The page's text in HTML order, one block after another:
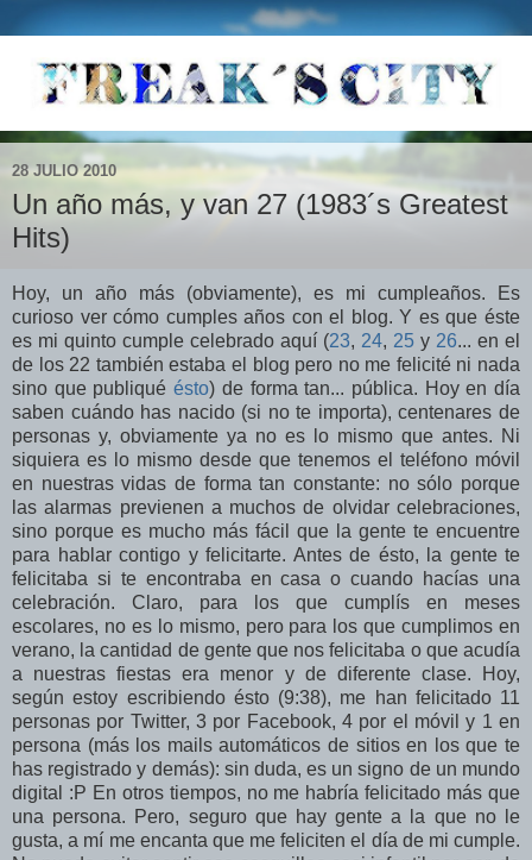
28 JULIO 2010
Un año más, y van 27 (1983´s Greatest
Hits)
Hoy, un año más (obviamente), es mi cumpleaños. Es
curioso ver cómo cumples años con el blog. Y es que éste
es mi quinto cumple celebrado aquí (23, 24, 25 y 26... en el
de los 22 también estaba el blog pero no me felicité ni nada
sino que publiquéésto) de forma tan... pública. Hoy en día
saben cuándo has nacido (si no te importa), centenares de
personas y, obviamente ya no es lo mismo que antes. Ni
siquiera es lo mismo desde que tenemos el teléfono móvil
en nuestras vidas de forma tan constante: no sólo porque
las alarmas previenen a muchos de olvidar celebraciones,
sino porque es mucho más fácil que la gente te encuentre
para hablar contigo y felicitarte. Antes de ésto, la gente te
felicitaba si te encontraba en casa o cuando hacías una
celebración. Claro, para los que cumplís en meses
escolares, no es lo mismo, pero para los que cumplimos en
verano, la cantidad de gente que nos felicitaba o que acudía
a nuestras fiestas era menor y de diferente clase. Hoy,
según estoy escribiendo ésto (9:38), me han felicitado 11
personas por Twitter, 3 por Facebook, 4 por el móvil y 1 en
persona (más los mails automáticos de sitios en los que te
has registrado y demás): sin duda, es un signo de un mundo
digital :P En otros tiempos, no me habría felicitado más que
una persona. Pero, seguro que hay gente a la que no le
gusta, a mí me encanta que me feliciten el día de mi cumple.